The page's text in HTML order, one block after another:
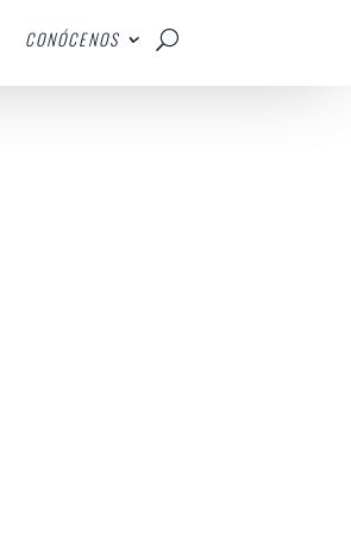
CONÓCENOS